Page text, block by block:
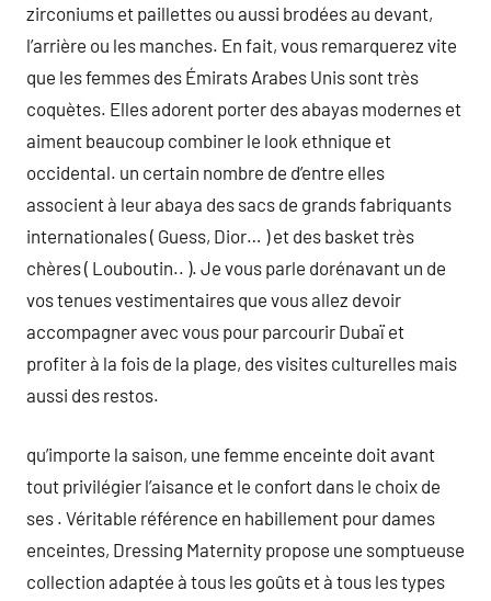
zirconiums et paillettes ou aussi brodées au devant,
l’arrière ou les manches. En fait, vous remarquerez vite
que les femmes des Émirats Arabes Unis sont très
coquètes. Elles adorent porter des abayas modernes et
aiment beaucoup combiner le look ethnique et
occidental. un certain nombre de d’entre elles
associent à leur abaya des sacs de grands fabriquants
internationales ( Guess, Dior… ) et des basket très
chères ( Louboutin.. ). Je vous parle dorénavant un de
vos tenues vestimentaires que vous allez devoir
accompagner avec vous pour parcourir Dubaï et
profiter à la fois de la plage, des visites culturelles mais
aussi des restos.
qu’importe la saison, une femme enceinte doit avant
tout privilégier l’aisance et le confort dans le choix de
ses . Véritable référence en habillement pour dames
enceintes, Dressing Maternity propose une somptueuse
collection adaptée à tous les goûts et à tous les types